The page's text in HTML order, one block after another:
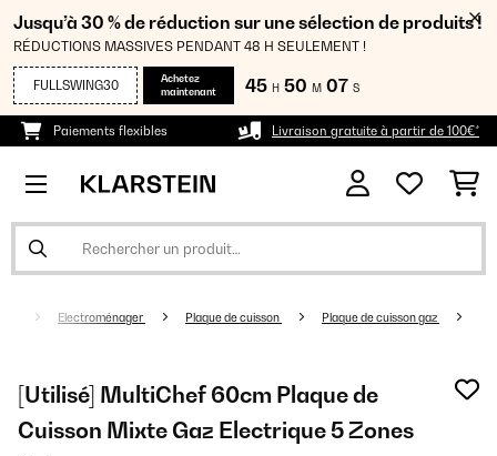
Jusqu’à 30 % de réduction sur une sélection de produits !
RÉDUCTIONS MASSIVES PENDANT 48 H SEULEMENT !
FULLSWING30
Achetez
maintenant
45 H 50 M 07 S
Paiements flexibles Livraison gratuite à partir de 100€*
Electroménager Plaque de cuisson Plaque de cuisson gaz
[Utilisé] MultiChef 60cm Plaque de
Cuisson Mixte Gaz Electrique​ 5 Zones